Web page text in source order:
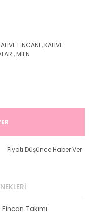
FİNCANI ,KAHVE
,MİEN
Fiyatı Düşünce Haber Ver
Takımı